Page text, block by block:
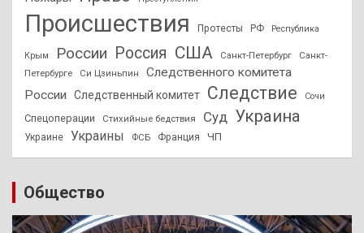
Происшествия Протесты РФ Республика
Крым России Россия США Санкт-Петербург
Санкт-
Петербурге
Си Цзиньпин
Следственного комитета
России
Следственный комитет Следствие Сочи
Спецоперации Стихийные бедствия Суд Украина
Украине Украины ФСБ Франция ЧП
Общество